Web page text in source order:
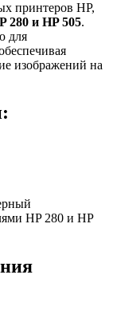
принтеров HP,
280 и HP 505.
для
изображений на
HP 280 и HP